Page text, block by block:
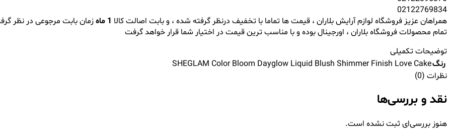
02122769834
همراهان عزیز فروشگاه لوازم آرایش بلاران ، قیمت ها تماما با تخفیف درنظر گرفته شده ، و بابت اصالت کالا 1 ماه
زمان بابت مرجوعی در نظر
تمام محصولات فروشگاه بلاران ، اورجینال بوده و با مناسب ترین قیمت در اختیار شما قرار خواهد گرفت
توضیحات تکمیلی
رنگSHEGLAM Color Bloom Dayglow Liquid Blush Shimmer Finish Love Cake
نظرات (0)
نقد و بررسی‌ها
هنوز بررسی‌ای ثبت نشده است.